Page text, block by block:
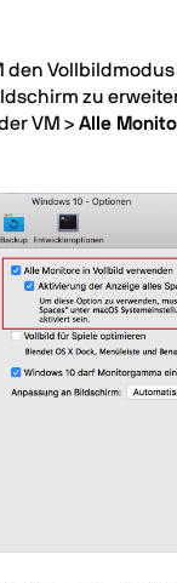
den Vollbildmodus
zu
VM > Alle